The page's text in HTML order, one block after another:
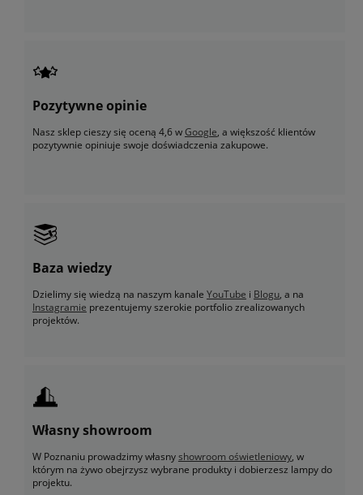
Pozytywne opinie
Nasz sklep cieszy się oceną 4,6 wGoogle, a większość klientów
pozytywnie opiniuje swoje doświadczenia zakupowe.
Baza wiedzy
Dzielimy się wiedzą na naszym kanale YouTube i Blogu, a na
Instagramie prezentujemy szerokie portfolio zrealizowanych
projektów.
Własny showroom
W Poznaniu prowadzimy własnyshowroom oświetleniowy, w
którym na żywo obejrzysz wybrane produkty i dobierzesz lampy do
projektu.